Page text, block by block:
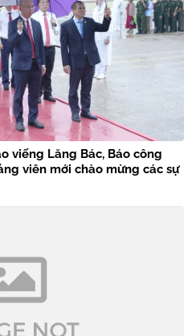
viếng Lăng Bác, Báo công
viên mới chào mừng các sự